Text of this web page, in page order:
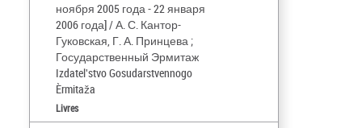
ноября 2005 года - 22 января
2006 года] / А. С. Кантор-
Гуковская, Г. А. Принцева ;
Государственный Эрмитаж
Izdatelʹstvo Gosudarstvennogo
Èrmitaža
Livres